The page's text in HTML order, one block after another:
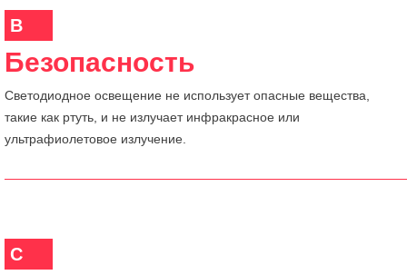
B
Безопасность
Светодиодное освещение не использует опасные вещества,
такие как ртуть, и не излучает инфракрасное или
ультрафиолетовое излучение.
C